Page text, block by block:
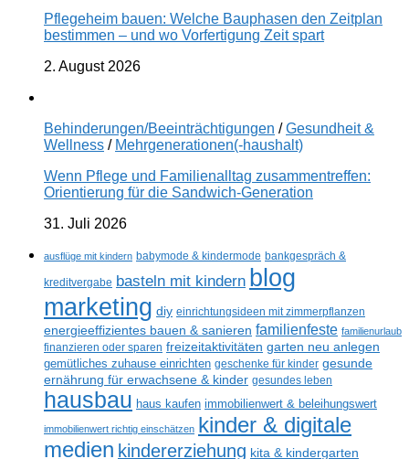
Pflegeheim bauen: Welche Bauphasen den Zeitplan
bestimmen – und wo Vorfertigung Zeit spart
2. August 2026
Behinderungen/Beeinträchtigungen /Gesundheit &
Wellness / Mehrgenerationen(-haushalt)
Wenn Pflege und Familienalltag zusammentreffen:
Orientierung für die Sandwich-Generation
31. Juli 2026
ausflüge mit kindern babymode & kindermode bankgespräch &
kreditvergabe basteln mit kindern blog
marketing diy einrichtungsideen mit zimmerpflanzen
energieeffizientes bauen & sanieren familienfeste familienurlaub
finanzieren oder sparen freizeitaktivitäten garten neu anlegen
gemütliches zuhause einrichten geschenke für kinder gesunde
ernährung für erwachsene & kinder gesundes leben
hausbau haus kaufen immobilienwert & beleihungswert
immobilienwert richtig einschätzen kinder & digitale
medien kindererziehung kita & kindergarten